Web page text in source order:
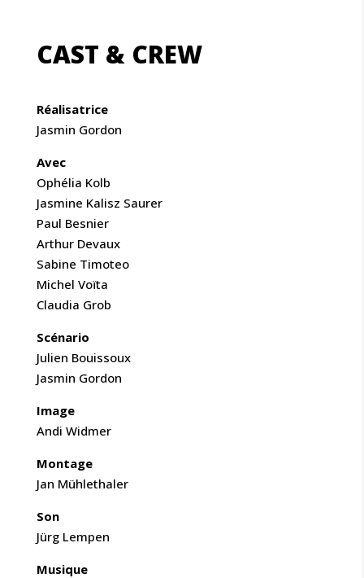
CAST & CREW
Réalisatrice
Jasmin Gordon
Avec
Ophélia Kolb
Jasmine Kalisz Saurer
Paul Besnier
Arthur Devaux
Sabine Timoteo
Michel Voïta
Claudia Grob
Scénario
Julien Bouissoux
Jasmin Gordon
Image
Andi Widmer
Montage
Jan Mühlethaler
Son
Jürg Lempen
Musique